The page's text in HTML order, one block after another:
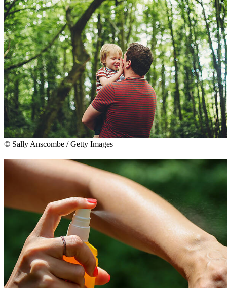
© Sally Anscombe / Getty Images